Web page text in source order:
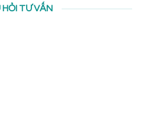
HỎI TƯ VẤN